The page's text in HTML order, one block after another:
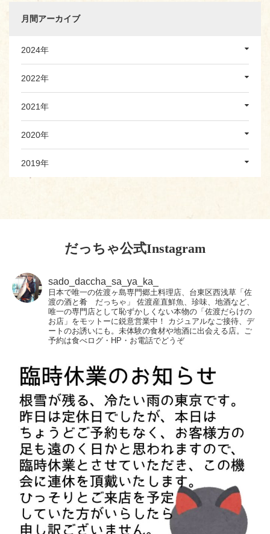
月間アーカイブ
2024年
2022年
2021年
2020年
2019年
だっちゃ公式Instagram
sado_daccha_sa_ya_ka_
日本で唯一の佐渡ヶ島専門郷土料理店、台東区西浅草「佐
渡の酒と肴 だっちゃ」
佐渡産直鮮魚、珍味、地酒など、
唯一の専門店として恥ずかしくない本物の「佐渡だらけの
お店」をモットーに鋭意営業中！
カジュアルなご接待、デ
ートのお誘いにも。未体験の食材や地酒に出会える店。ご
予約は食べログ・HP・お電話でどうぞ